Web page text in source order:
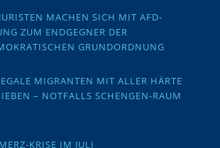
MACHEN SICH MIT AFD-
ZUM ENDGEGNER DER
GRUNDORDNUNG
MIGRANTEN MIT ALLER HÄRTE
– NOTFALLS SCHENGEN-RAUM
KRISE IM JULI